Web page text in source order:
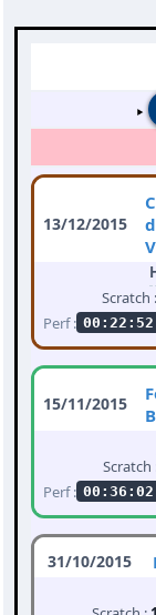
13/12/2015
Scratch :
Perf : 00:22:52
15/11/2015
Scratch
Perf : 00:36:02
31/10/2015